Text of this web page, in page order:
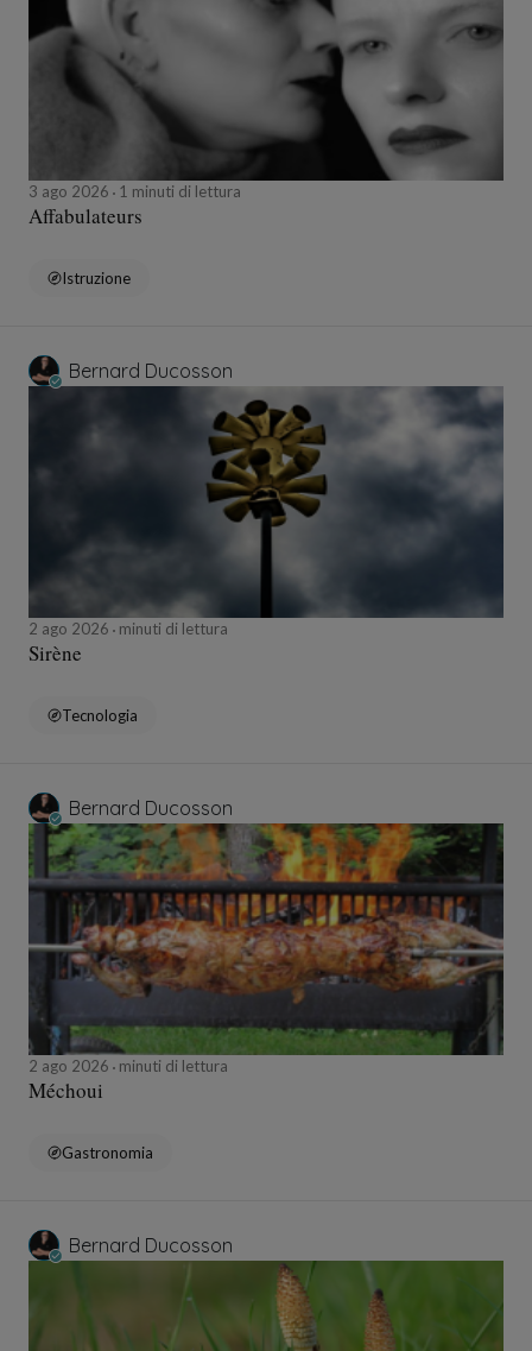
3 ago 2026 1 minuti di lettura
Affabulateurs
Istruzione
Bernard Ducosson
2 ago 2026 minuti di lettura
Sirène
Tecnologia
Bernard Ducosson
2 ago 2026 minuti di lettura
Méchoui
Gastronomia
Bernard Ducosson